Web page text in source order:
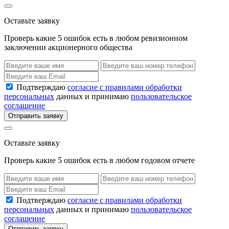
Оставьте заявку
Проверь какие 5 ошибок есть в любом ревизионном
заключении акционерного общества
Подтверждаю согласие с правилами обработки
персональных данных и принимаю пользовательское
соглашение
Отправить заявку
Оставьте заявку
Проверь какие 5 ошибок есть в любом годовом отчете
Подтверждаю согласие с правилами обработки
персональных данных и принимаю пользовательское
соглашение